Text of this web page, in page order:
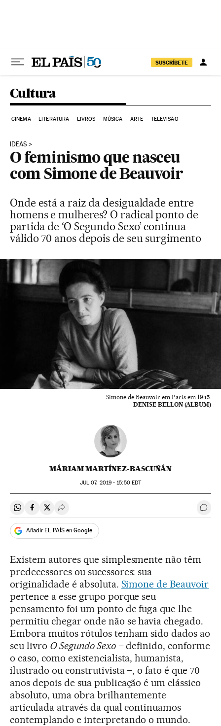
SUSCRÍBETE
Cultura
CINEMA LITERATURA LIVROS MÚSICA ARTE TELEVISÃO
IDEAS
O feminismo que nasceu
com Simone de Beauvoir
Onde está a raiz da desigualdade entre
homens e mulheres? O radical ponto de
partida de ‘O Segundo Sexo’ continua
válido 70 anos depois de seu surgimento
Simone de Beauvoir em Paris em 1945.
DENISE BELLON (ALBUM)
MÁRIAM MARTÍNEZ-BASCUÑÁN
JUL 07, 2019 - 15:50EDT
Compartir en Whatsapp
Compartir en Facebook
Compartir en Twitter
Desplegar Redes Sociales
Añadir EL PAÍS en Google
Existem autores que simplesmente não têm
predecessores ou sucessores: sua
originalidade é absoluta. Simone de Beauvoir
pertence a esse grupo porque seu
pensamento foi um ponto de fuga que lhe
permitiu chegar onde não se havia chegado.
Embora muitos rótulos tenham sido dados ao
seu livro O Segundo Sexo– definido, conforme
o caso, como existencialista, humanista,
ilustrado ou construtivista –, o fato é que 70
anos depois de sua publicação é um clássico
absoluto, uma obra brilhantemente
articulada através da qual continuamos
contemplando e interpretando o mundo.